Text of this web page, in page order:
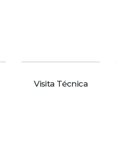
Visita Técnica